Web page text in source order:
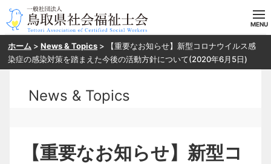
ホーム
入会案内
ホーム > News & Topics >
【重要なお知らせ】新型コロナウイルス感
染症の感染対策を踏まえた今後の活動方針について(2020年6月5日)
News & Topics
【重要なお知らせ】新型コ